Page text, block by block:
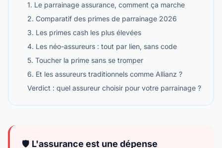
1. Le parrainage assurance, comment ça marche
2. Comparatif des primes de parrainage 2026
3. Les primes cash les plus élevées
4. Les néo-assureurs : tout par lien, sans code
5. Toucher la prime sans se tromper
6. Et les assureurs traditionnels comme Allianz ?
Verdict : quel assureur choisir pour votre parrainage ?
🛡️ L'assurance est une dépense